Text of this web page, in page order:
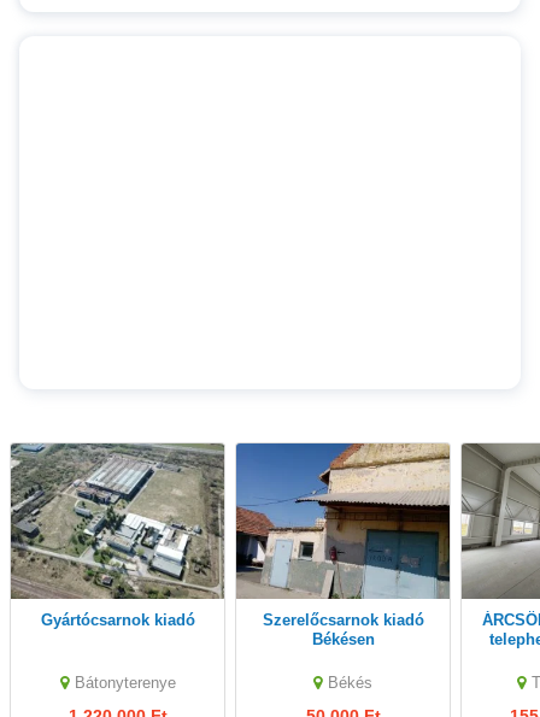
Gyártócsarnok kiadó
Bátonyterenye
Szerelőcsarnok kiadó
Békésen
Békés
ÁRCSÖKKENÉS! Eladó